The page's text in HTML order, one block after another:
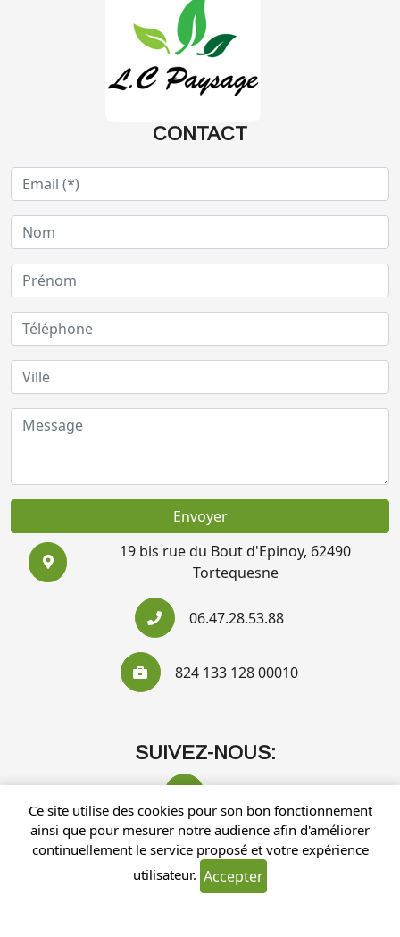
CONTACT
Envoyer
19 bis rue du Bout d'Epinoy, 62490
Tortequesne
06.47.28.53.88
824 133 128 00010
SUIVEZ-NOUS:
Recherches fréquentes
Ce site utilise des cookies pour son bon fonctionnement
ainsi que pour mesurer notre audience afin d'améliorer
continuellement le service proposé et votre expérience
utilisateur. Accepter